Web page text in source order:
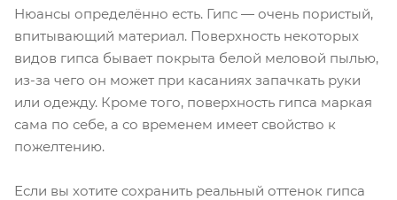
Нюансы определённо есть. Гипс — очень пористый,
впитывающий материал. Поверхность некоторых
видов гипса бывает покрыта белой меловой пылью,
из-за чего он может при касаниях запачкать руки
или одежду. Кроме того, поверхность гипса маркая
сама по себе, а со временем имеет свойство к
пожелтению.
Если вы хотите сохранить реальный оттенок гипса